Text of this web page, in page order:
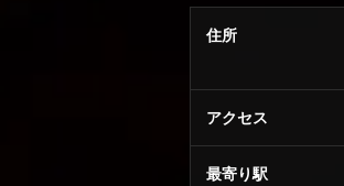
住所
アクセス
最寄り駅